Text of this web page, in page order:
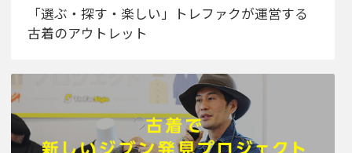
「選ぶ・探す・楽しい」トレファクが運営する
古着のアウトレット